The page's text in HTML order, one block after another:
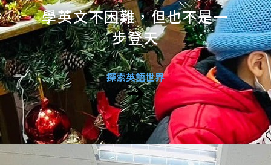
學英文不困難，但也不是一
步登天
探索英語世界